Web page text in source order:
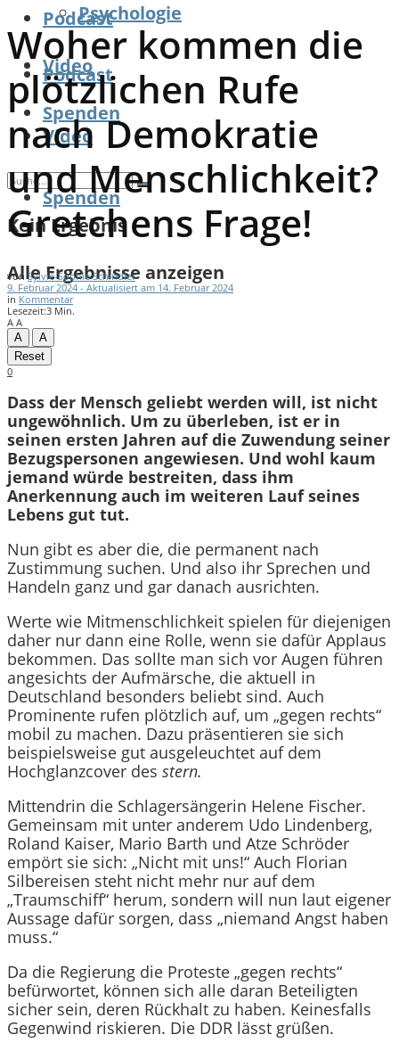
Psychologie
Podcast
Video
Spenden
Podcast
Video
Spenden
Kein Ergebnis
Alle Ergebnisse anzeigen
Woher kommen die
plötzlichen Rufe
nach Demokratie
und Menschlichkeit?
Gretchens Frage!
von Sylvie-Sophie Schindler
9. Februar 2024 - Aktualisiert am 14. Februar 2024
in Kommentar
Lesezeit:3 Min.
A A
A
A
Reset
0
Dass der Mensch geliebt werden will, ist nicht
ungewöhnlich. Um zu überleben, ist er in
seinen ersten Jahren auf die Zuwendung seiner
Bezugspersonen angewiesen. Und wohl kaum
jemand würde bestreiten, dass ihm
Anerkennung auch im weiteren Lauf seines
Lebens gut tut.
Nun gibt es aber die, die permanent nach
Zustimmung suchen. Und also ihr Sprechen und
Handeln ganz und gar danach ausrichten.
Werte wie Mitmenschlichkeit spielen für diejenigen
daher nur dann eine Rolle, wenn sie dafür Applaus
bekommen. Das sollte man sich vor Augen führen
angesichts der Aufmärsche, die aktuell in
Deutschland besonders beliebt sind. Auch
Prominente rufen plötzlich auf, um „gegen rechts“
mobil zu machen. Dazu präsentieren sie sich
beispielsweise gut ausgeleuchtet auf dem
Hochglanzcover des stern.
Mittendrin die Schlagersängerin Helene Fischer.
Gemeinsam mit unter anderem Udo Lindenberg,
Roland Kaiser, Mario Barth und Atze Schröder
empört sie sich: „Nicht mit uns!“ Auch Florian
Silbereisen steht nicht mehr nur auf dem
„Traumschiff“ herum, sondern will nun laut eigener
Aussage dafür sorgen, dass „niemand Angst haben
muss.“
Da die Regierung die Proteste „gegen rechts“
befürwortet, können sich alle daran Beteiligten
sicher sein, deren Rückhalt zu haben. Keinesfalls
Gegenwind riskieren. Die DDR lässt grüßen.